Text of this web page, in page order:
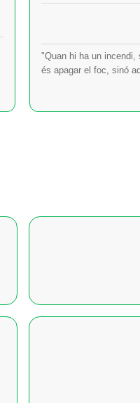
"Quan hi ha un incendi,
és apagar el foc, sinó